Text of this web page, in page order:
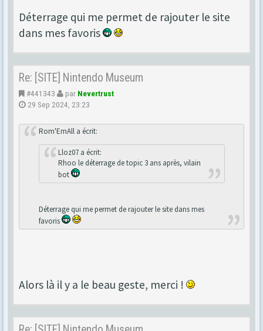
Déterrage qui me permet de rajouter le site
dans mes favoris
Re: [SITE] Nintendo Museum
#441343 par Nevertrust
29 Sep 2024, 23:23
Rom'EmAll a écrit:
Lloz07 a écrit:
Rhoo le déterrage de topic 3 ans après, vilain
bot
Déterrage qui me permet de rajouter le site dans mes
favoris
Alors là il y a le beau geste, merci !